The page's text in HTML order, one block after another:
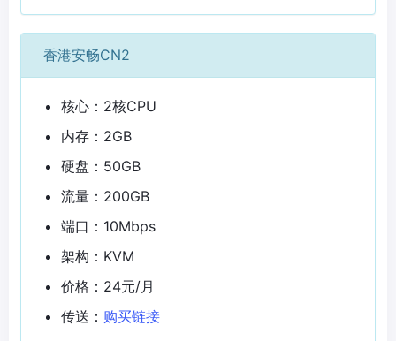
香港安畅CN2
核心：2核CPU
内存：2GB
硬盘：50GB
流量：200GB
端口：10Mbps
架构：KVM
价格：24元/月
传送： 购买链接